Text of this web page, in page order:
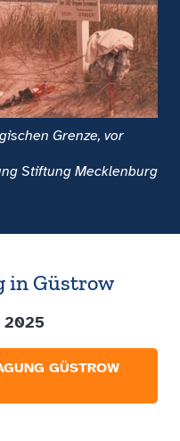
Grenze, vor
Stiftung Mecklenburg
in Güstrow
2025
GÜSTROW